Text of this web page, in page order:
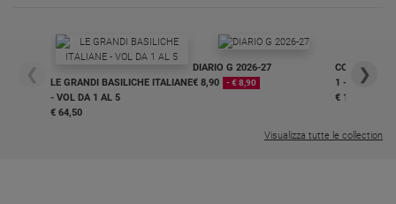
❮
LE GRANDI BASILICHE ITALIANE
- VOL DA 1 AL 5
€ 64,50
DIARIO G 2026-27
€ 8,90
- € 8,90
COLLANA
1 - 2
€ 18,50
❯
Visualizza tutte le collection